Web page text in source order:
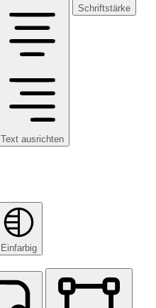
Text ausrichten
Schriftstärke
Einfarbig